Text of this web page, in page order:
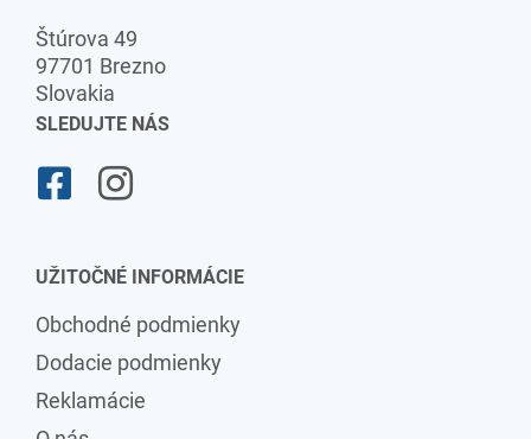
Štúrova 49
97701 Brezno
Slovakia
SLEDUJTE NÁS
UŽITOČNÉ INFORMÁCIE
Obchodné podmienky
Dodacie podmienky
Reklamácie